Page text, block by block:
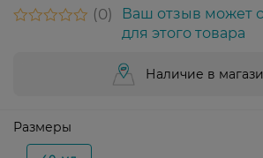
0
Ваш отзыв может
для этого товара
Наличие в
Размеры